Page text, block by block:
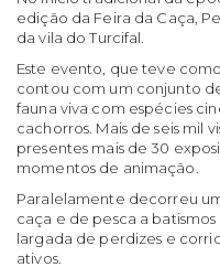
edição da Feira da Caça,
da vila do Turcifal.
Este evento, que teve
contou com um conjunto
fauna viva com espécies
cachorros. Mais de seis mil
presentes mais de 30
momentos de animação.
Paralelamente decorreu
caça e de pesca a
largada de perdizes e
ativos.